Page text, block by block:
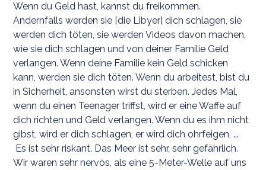
Wenn du Geld hast, kannst du freikommen.
Andernfalls werden sie [die Libyer] dich schlagen, sie
werden dich töten, sie werden Videos davon machen,
wie sie dich schlagen und von deiner Familie Geld
verlangen. Wenn deine Familie kein Geld schicken
kann, werden sie dich töten. Wenn du arbeitest, bist du
in Sicherheit, ansonsten wirst du sterben. Jedes Mal,
wenn du einen Teenager triffst, wird er eine Waffe auf
dich richten und Geld verlangen. Wenn du es ihm nicht
gibst, wird er dich schlagen, er wird dich ohrfeigen, ...
Es ist sehr riskant. Das Meer ist sehr, sehr gefährlich.
Wir waren sehr nervös, als eine 5-Meter-Welle auf uns